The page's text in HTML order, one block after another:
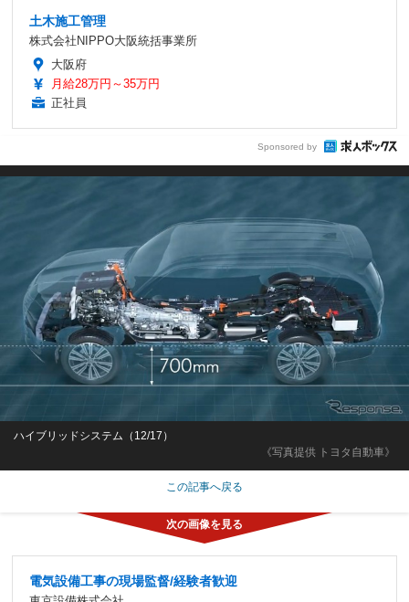
土木施工管理
株式会社NIPPO大阪統括事業所
大阪府
月給28万円～35万円
正社員
Sponsored by
《写真提供 トヨタ自動車》
ハイブリッドシステム（12/17）
この記事へ戻る
電気設備工事の現場監督/経験者歓迎